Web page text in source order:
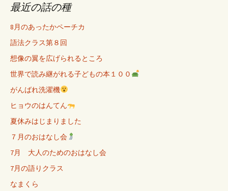
最近の話の種
8月のあったかペーチカ
語法クラス第８回
想像の翼を広げられるところ
世界で読み継がれる子どもの本１００
がんばれ洗濯機
ヒョウのはんてん
夏休みはじまりました
７月のおはなし会
7月 大人のためのおはなし会
7月の語りクラス
なまくら